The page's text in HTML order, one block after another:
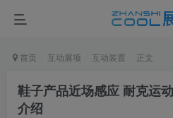
首页 互动展项 互动装置 正文
鞋子产品近场感应 耐克运
介绍